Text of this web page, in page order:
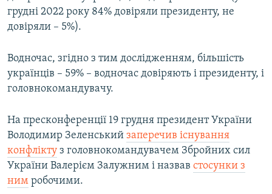
грудні 2022 року 84% довіряли президенту, не
довіряли – 5%).
Водночас, згідно з тим дослідженням, більшість
українців – 59% – водночас довіряють і президенту, і
головнокомандувачу.
На пресконференції 19 грудня президент України
Володимир Зеленський заперечив існування
конфлікту з головнокомандувачем Збройних сил
України Валерієм Залужним і назвав стосунки з
ним робочими.